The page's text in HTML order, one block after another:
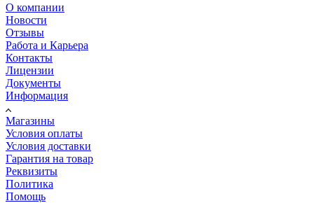
О компании
Новости
Отзывы
Работа и Карьера
Контакты
Лицензии
Документы
Информация
Магазины
Условия оплаты
Условия доставки
Гарантия на товар
Реквизиты
Политика
Помощь